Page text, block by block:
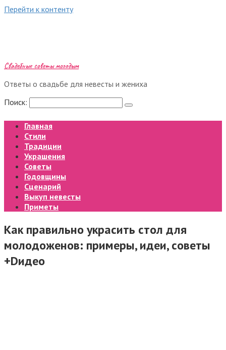
Перейти к контенту
Свадебные советы молодым
Ответы о свадьбе для невесты и жениха
Поиск:
Главная
Стили
Традиции
Украшения
Советы
Годовщины
Сценарий
Выкуп невесты
Приметы
Как правильно украсить стол для
молодоженов: примеры, идеи, советы
+Dидео